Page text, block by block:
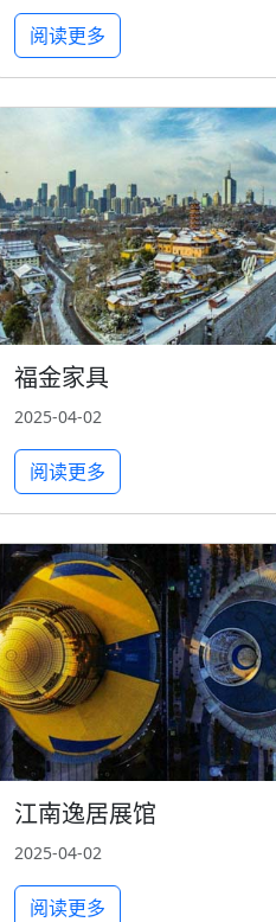
阅读更多
福金家具
2025-04-02
阅读更多
江南逸居展馆
2025-04-02
阅读更多